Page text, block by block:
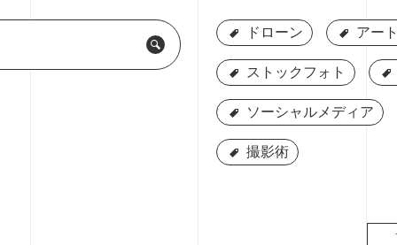
ドローン
ドローン アー
アー
ストックフォト
ストックフォト
ソーシャルメディア
ソーシャルメディア
撮影術
撮影術